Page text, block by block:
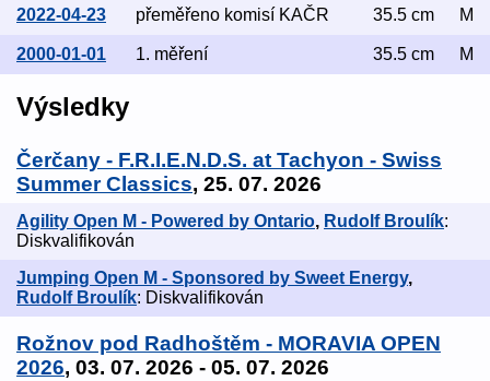
2022-04-23 přeměřeno komisí KAČR 35.5 cm M
2000-01-01 1. měření 35.5 cm M
Výsledky
Čerčany - F.R.I.E.N.D.S. at Tachyon - Swiss
Summer Classics, 25. 07. 2026
Agility Open M - Powered by Ontario, Rudolf Broulík:
Diskvalifikován
Jumping Open M - Sponsored by Sweet Energy,
Rudolf Broulík: Diskvalifikován
Rožnov pod Radhoštěm - MORAVIA OPEN
2026, 03. 07. 2026 - 05. 07. 2026